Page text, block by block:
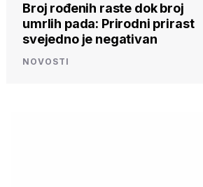
Broj rođenih raste dok broj
umrlih pada: Prirodni prirast
svejedno je negativan
NOVOSTI